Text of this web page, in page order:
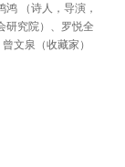
（诗人，导演，
研究院）、罗悦全
文泉（收藏家）